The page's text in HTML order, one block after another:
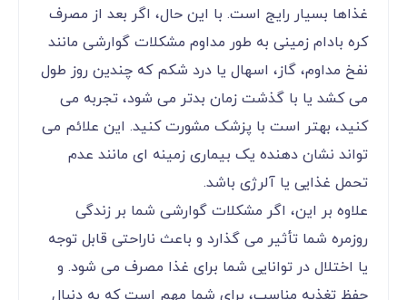
غذاها بسیار رایج است. با این حال، اگر بعد از مصرف
کره بادام زمینی به طور مداوم مشکلات گوارشی مانند
نفخ مداوم، گاز، اسهال یا درد شکم که چندین روز طول
می کشد یا با گذشت زمان بدتر می شود، تجربه می
کنید، بهتر است با پزشک مشورت کنید. این علائم می
تواند نشان دهنده یک بیماری زمینه ای مانند عدم
تحمل غذایی یا آلرژی باشد.
علاوه بر این، اگر مشکلات گوارشی شما بر زندگی
روزمره شما تأثیر می گذارد و باعث ناراحتی قابل توجه
یا اختلال در توانایی شما برای غذا مصرف می شود. و
حفظ تغذیه مناسب، برای شما مهم است که به دنبال